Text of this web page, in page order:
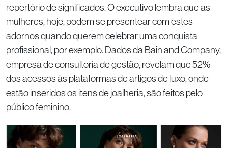
repertório de significados. O executivo lembra que as
mulheres, hoje, podem se presentear com estes
adornos quando querem celebrar uma conquista
profissional, por exemplo. Dados da Bain and Company,
empresa de consultoria de gestão, revelam que 52%
dos acessos às plataformas de artigos de luxo, onde
estão inseridos os itens de joalheria, são feitos pelo
público feminino.